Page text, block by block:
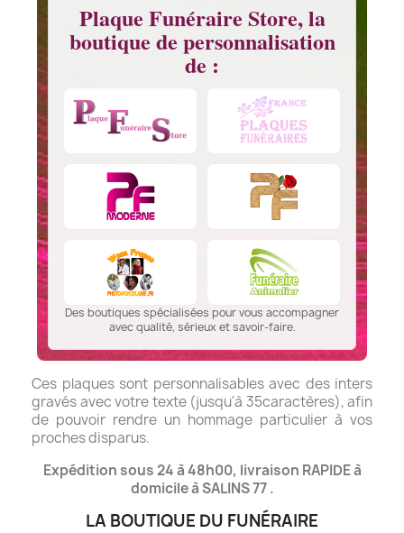
Plaque Funéraire Store, la
boutique de personnalisation
de :
Des boutiques spécialisées pour vous accompagner
avec qualité, sérieux et savoir-faire.
Ces plaques sont personnalisables avec des inters
gravés avec votre texte (jusqu'à 35caractères), afin
de pouvoir rendre un hommage particulier à vos
proches disparus.
Expédition sous 24 à 48h00, livraison RAPIDE à
domicile à SALINS 77 .
LA BOUTIQUE DU FUNÉRAIRE